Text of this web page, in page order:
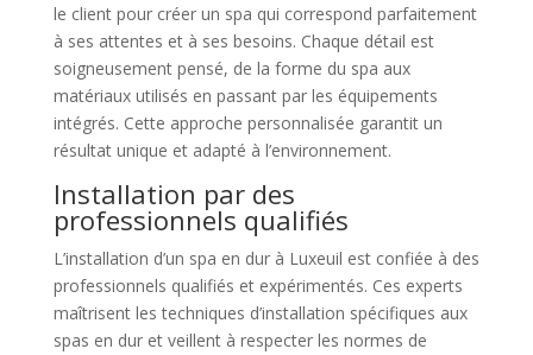
le client pour créer un spa qui correspond parfaitement
à ses attentes et à ses besoins. Chaque détail est
soigneusement pensé, de la forme du spa aux
matériaux utilisés en passant par les équipements
intégrés. Cette approche personnalisée garantit un
résultat unique et adapté à l’environnement.
Installation par des
professionnels qualifiés
L’installation d’un spa en dur à Luxeuil est confiée à des
professionnels qualifiés et expérimentés. Ces experts
maîtrisent les techniques d’installation spécifiques aux
spas en dur et veillent à respecter les normes de